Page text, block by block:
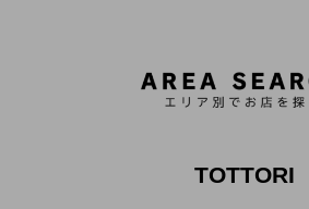
TOTTORI